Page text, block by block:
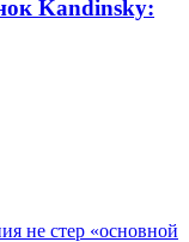
Kandinsky:
не стер «основной